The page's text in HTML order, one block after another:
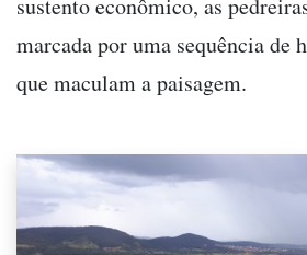
sustento econômico, as
marcada por uma sequência de
que maculam a paisagem.